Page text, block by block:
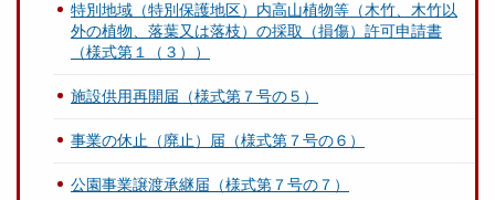
特別地域（特別保護地区）内高山植物等（木竹、木竹以
外の植物、落葉又は落枝）の採取（損傷）許可申請書
（様式第１（３））
施設供用再開届（様式第７号の５）
事業の休止（廃止）届（様式第７号の６）
公園事業譲渡承継届（様式第７号の７）